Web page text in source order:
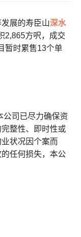
展的寿臣山深水
2,865方呎，成交
暂时累售13个单
公司已尽力确保资
整性、即时性或
状况因个案而
任何损失，本公